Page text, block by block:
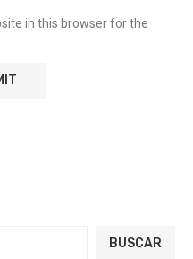
in this browser for the
BUSCAR